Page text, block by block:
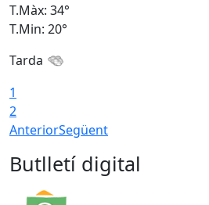
T.Màx: 34°
T.Min: 20°
Tarda
1
2
AnteriorSegüent
Butlletí digital